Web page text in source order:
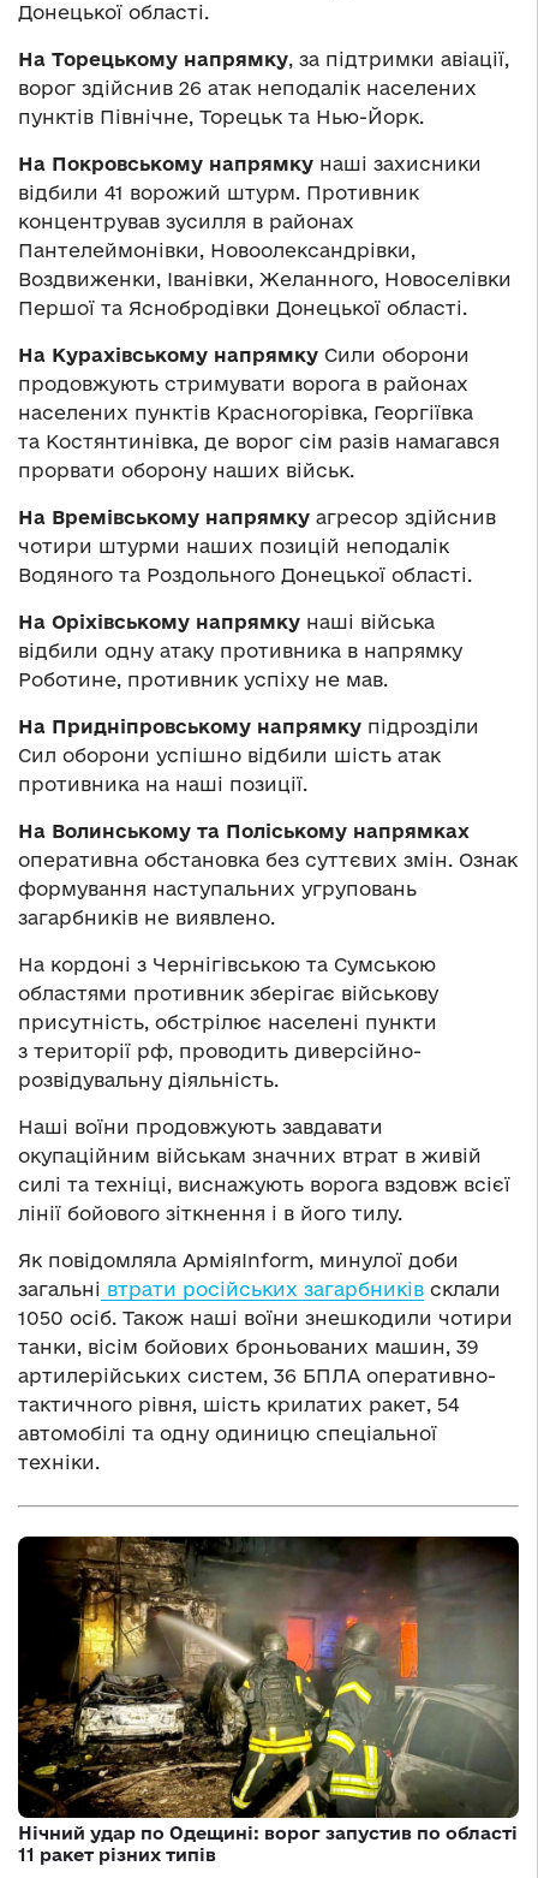
Донецької області.
На Торецькому напрямку, за підтримки авіації,
ворог здійснив 26 атак неподалік населених
пунктів Північне, Торецьк та Нью-Йорк.
На Покровському напрямку наші захисники
відбили 41 ворожий штурм. Противник
концентрував зусилля в районах
Пантелеймонівки, Новоолександрівки,
Воздвиженки, Іванівки, Желанного, Новоселівки
Першої та Яснобродівки Донецької області.
На Курахівському напрямку Сили оборони
продовжують стримувати ворога в районах
населених пунктів Красногорівка, Георгіївка
та Костянтинівка, де ворог сім разів намагався
прорвати оборону наших військ.
На Времівському напрямку агресор здійснив
чотири штурми наших позицій неподалік
Водяного та Роздольного Донецької області.
На Оріхівському напрямку наші війська
відбили одну атаку противника в напрямку
Роботине, противник успіху не мав.
На Придніпровському напрямку підрозділи
Сил оборони успішно відбили шість атак
противника на наші позиції.
На Волинському та Поліському напрямках
оперативна обстановка без суттєвих змін. Ознак
формування наступальних угруповань
загарбників не виявлено.
На кордоні з Чернігівською та Сумською
областями противник зберігає військову
присутність, обстрілює населені пункти
з території рф, проводить диверсійно-
розвідувальну діяльність.
Наші воїни продовжують завдавати
окупаційним військам значних втрат в живій
силі та техніці, виснажують ворога вздовж всієї
лінії бойового зіткнення і в його тилу.
Як повідомляла АрміяInform, минулої доби
загальні втрати російських загарбників склали
1050 осіб. Також наші воїни знешкодили чотири
танки, вісім бойових броньованих машин, 39
артилерійських систем, 36 БПЛА оперативно-
тактичного рівня, шість крилатих ракет, 54
автомобілі та одну одиницю спеціальної
техніки.
Нічний удар по Одещині: ворог запустив по області
11 ракет різних типів